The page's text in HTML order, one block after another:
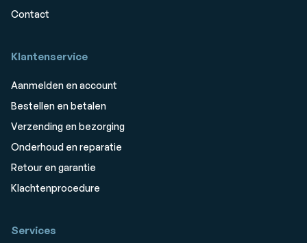
Contact
Klantenservice
Aanmelden en account
Bestellen en betalen
Verzending en bezorging
Onderhoud en reparatie
Retour en garantie
Klachtenprocedure
Services